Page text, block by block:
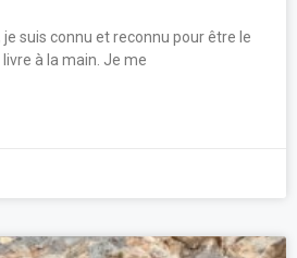
suis connu et reconnu pour être le
à la main. Je me